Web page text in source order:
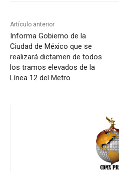
Artículo anterior
Informa Gobierno de la
Ciudad de México que se
realizará dictamen de todos
los tramos elevados de la
Línea 12 del Metro